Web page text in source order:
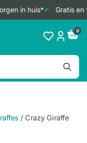
in huis* Gratis en
0
/ Crazy Giraffe